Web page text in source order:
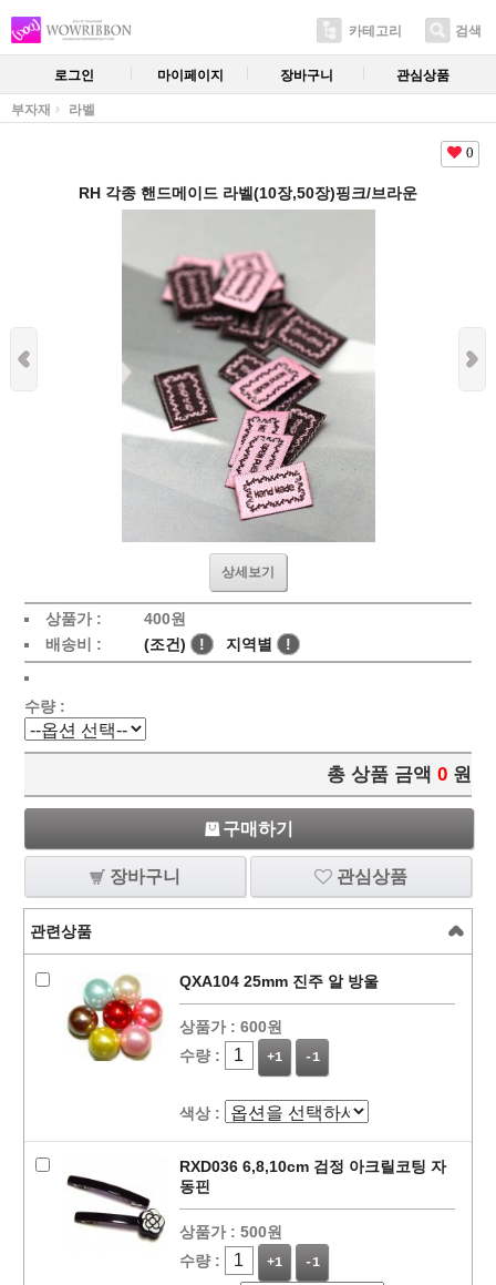
카테고리 검색
로그인 마이페이지 장바구니 관심상품
부자재 라벨
0
RH 각종 핸드메이드 라벨(10장,50장)핑크/브라운
상세보기
상품가 : 400원
배송비 :
(조건) ! 지역별 !
수량 :
총 상품 금액 0 원
구매하기
장바구니 관심상품
관련상품
QXA104 25mm 진주 알 방울
상품가 : 600원
수량 :
+1 -1
색상 :
RXD036 6,8,10cm 검정 아크릴코팅 자
동핀
상품가 : 500원
수량 :
+1 -1